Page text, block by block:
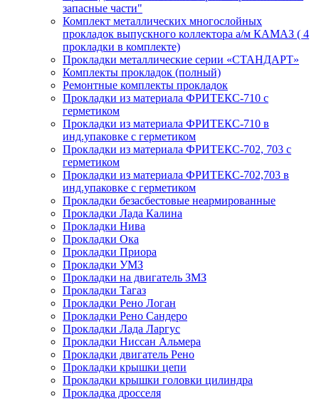
запасные части"
Комплект металлических многослойных
прокладок выпускного коллектора а/м КАМАЗ ( 4
прокладки в комплекте)
Прокладки металлические серии «СТАНДАРТ»
Комплекты прокладок (полный)
Ремонтные комплекты прокладок
Прокладки из материала ФРИТЕКС-710 с
герметиком
Прокладки из материала ФРИТЕКС-710 в
инд.упаковке с герметиком
Прокладки из материала ФРИТЕКС-702, 703 с
герметиком
Прокладки из материала ФРИТЕКС-702,703 в
инд.упаковке с герметиком
Прокладки безасбестовые неармированные
Прокладки Лада Калина
Прокладки Нива
Прокладки Ока
Прокладки Приора
Прокладки УМЗ
Прокладки на двигатель ЗМЗ
Прокладки Тагаз
Прокладки Рено Логан
Прокладки Рено Сандеро
Прокладки Лада Ларгус
Прокладки Ниссан Альмера
Прокладки двигатель Рено
Прокладки крышки цепи
Прокладки крышки головки цилиндра
Прокладка дросселя